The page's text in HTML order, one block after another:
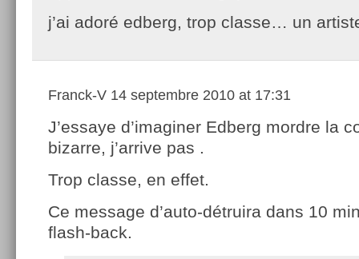
j’ai adoré edberg, trop classe… un
Franck-V 14 septembre 2010 at 17:31
J’essaye d’imaginer Edberg mordre la
bizarre, j’arrive pas .
Trop classe, en effet.
Ce message d’auto-détruira dans 10
flash-back.